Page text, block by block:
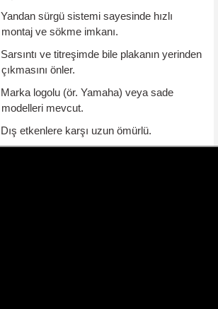
Yandan sürgü sistemi sayesinde hızlı
montaj ve sökme imkanı.
Sarsıntı ve titreşimde bile plakanın yerinden
çıkmasını önler.
Marka logolu (ör. Yamaha) veya sade
modelleri mevcut.
Dış etkenlere karşı uzun ömürlü.